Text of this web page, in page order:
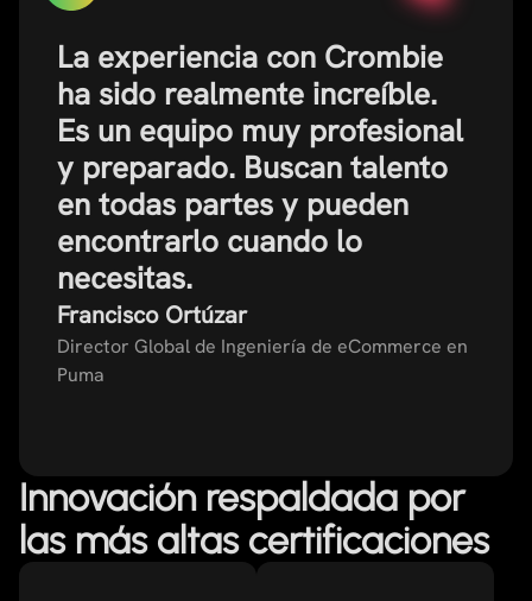
La experiencia con Crombie
ha sido realmente increíble.
Es un equipo muy profesional
y preparado. Buscan talento
en todas partes y pueden
encontrarlo cuando lo
necesitas.
Francisco Ortúzar
Director Global de Ingeniería de eCommerce en
Puma
Innovación respaldada por
las más altas certificaciones